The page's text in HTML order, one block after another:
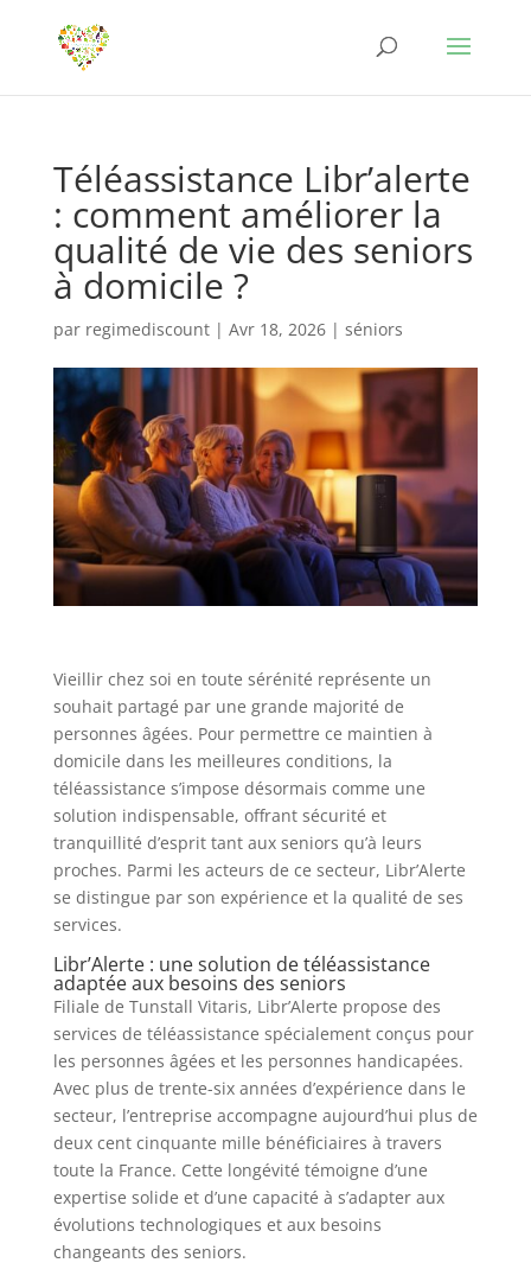
Téléassistance Libr’alerte
: comment améliorer la
qualité de vie des seniors
à domicile ?
par regimediscount| Avr 18, 2026| séniors
Vieillir chez soi en toute sérénité représente un
souhait partagé par une grande majorité de
personnes âgées. Pour permettre ce maintien à
domicile dans les meilleures conditions, la
téléassistance s’impose désormais comme une
solution indispensable, offrant sécurité et
tranquillité d’esprit tant aux seniors qu’à leurs
proches. Parmi les acteurs de ce secteur, Libr’Alerte
se distingue par son expérience et la qualité de ses
services.
Libr’Alerte : une solution de téléassistance
adaptée aux besoins des seniors
Filiale de Tunstall Vitaris, Libr’Alerte propose des
services de téléassistance spécialement conçus pour
les personnes âgées et les personnes handicapées.
Avec plus de trente-six années d’expérience dans le
secteur, l’entreprise accompagne aujourd’hui plus de
deux cent cinquante mille bénéficiaires à travers
toute la France. Cette longévité témoigne d’une
expertise solide et d’une capacité à s’adapter aux
évolutions technologiques et aux besoins
changeants des seniors.